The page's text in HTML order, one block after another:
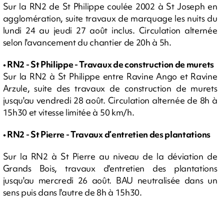
Sur la RN2 de St Philippe coulée 2002 à St Joseph en
agglomération, suite travaux de marquage les nuits du
lundi 24 au jeudi 27 août inclus. Circulation alternée
selon l'avancement du chantier de 20h à 5h.
• RN2 - St Philippe - Travaux de construction de murets
Sur la RN2 à St Philippe entre Ravine Ango et Ravine
Arzule, suite des travaux de construction de murets
jusqu'au vendredi 28 août. Circulation alternée de 8h à
15h30 et vitesse limitée à 50 km/h.
• RN2 - St Pierre - Travaux d’entretien des plantations
Sur la RN2 à St Pierre au niveau de la déviation de
Grands Bois, travaux d'entretien des plantations
jusqu'au mercredi 26 août. BAU neutralisée dans un
sens puis dans l'autre de 8h à 15h30.